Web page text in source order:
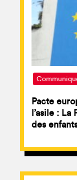
Pacte
l’asile :
des